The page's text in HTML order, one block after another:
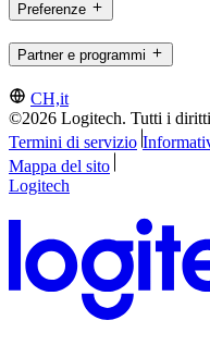
Preferenze
Partner e programmi
CH,it
©2026 Logitech. Tutti i
Termini di servizio
Mappa del sito
Logitech